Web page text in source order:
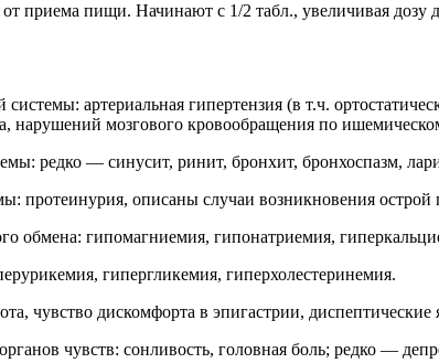
приема пищи. Начинают с 1/2 табл., увеличивая дозу
системы: артериальная гипертензия (в т.ч.
нарушений мозгового кровообращения по
редко — синусит, ринит, бронхит, бронхоспазм,
протеинурия, описаны случаи возникновения острой
обмена: гипомагниемия, гипонатриемия,
гипергликемия, гиперхолестеринемия.
чувство дискомфорта в эпигастрии, диспептические
чувств: сонливость, головная боль; редко —